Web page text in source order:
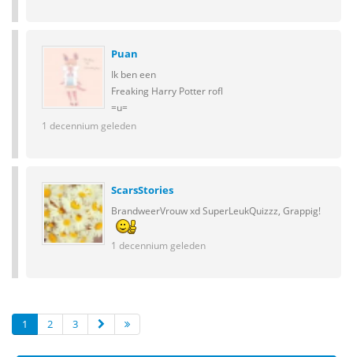
Puan
Ik ben een
Freaking Harry Potter rofl
=u=
1 decennium geleden
ScarsStories
BrandweerVrouw xd SuperLeukQuizzz, Grappig!
1 decennium geleden
1 2 3